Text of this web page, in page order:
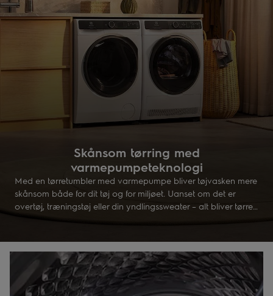
Skånsom tørring med
varmepumpeteknologi
Med en tørretumbler med varmepumpe bliver tøjvasken mere
skånsom både for dit tøj og for miljøet. Uanset om det er
overtøj, træningstøj eller din yndlingssweater – alt bliver tørret
ved lav temperatur. Tekologien genbruger varmen for at